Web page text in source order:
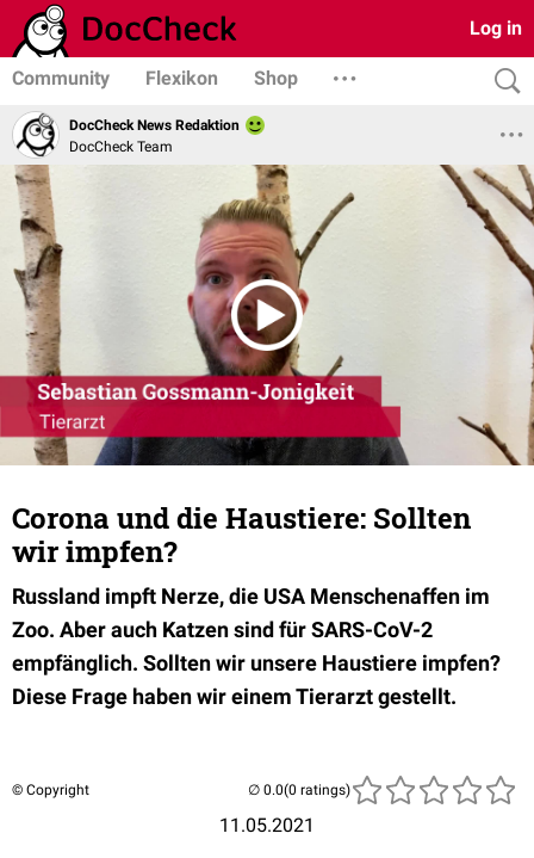
Log in
Community Flexikon Shop
DocCheck News Redaktion
DocCheck Team
Corona und die Haustiere: Sollten
wir impfen?
Russland impft Nerze, die USA Menschenaffen im
Zoo. Aber auch Katzen sind für SARS-CoV-2
empfänglich. Sollten wir unsere Haustiere impfen?
Diese Frage haben wir einem Tierarzt gestellt.
© Copyright
11.05.2021
(0 ratings)